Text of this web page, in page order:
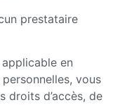
prestataire
en
vous
droits d’accès, de